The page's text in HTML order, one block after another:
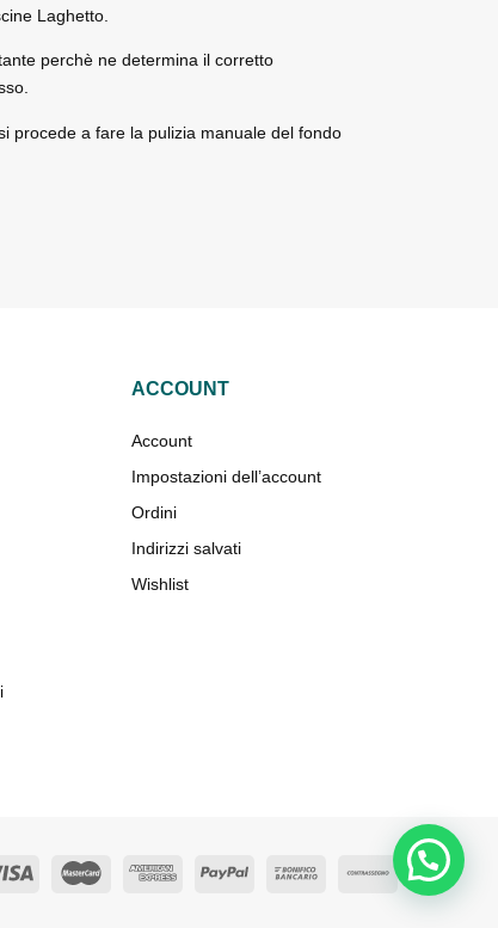
Laghetto.
perchè ne determina il corretto
procede a fare la pulizia manuale del fondo
ACCOUNT
Account
Impostazioni dell’account
Ordini
Indirizzi salvati
Wishlist